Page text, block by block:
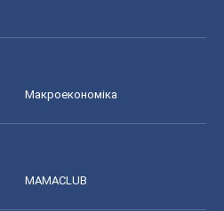
Макроекономіка
MAMACLUB